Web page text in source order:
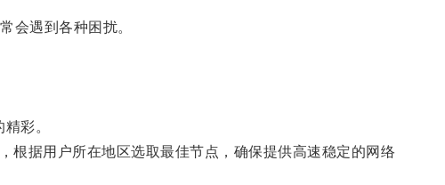
会遇到各种困扰。
彩。
据用户所在地区选取最佳节点，确保提供高速稳定的网络